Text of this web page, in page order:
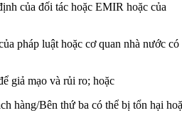
của đối tác hoặc EMIR hoặc của
pháp luật hoặc cơ quan nhà nước có
giả mạo và rủi ro; hoặc
hàng/Bên thứ ba có thể bị tổn hại